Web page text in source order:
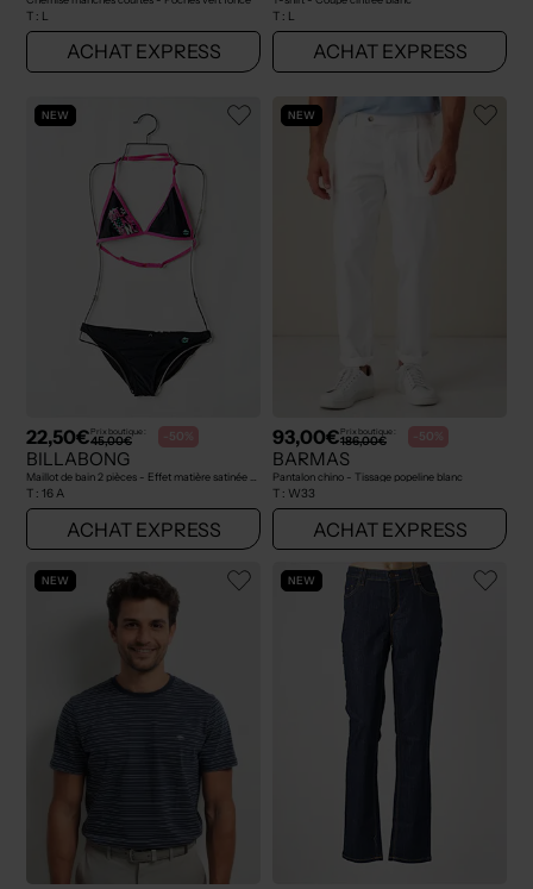
T : L
ACHAT EXPRESS
T : L
ACHAT EXPRESS
NEW
22,50€Prix boutique :
45,00€ -50%
BILLABONG
T : 16 A
ACHAT EXPRESS
NEW
93,00€Prix boutique :
186,00€ -50%
BARMAS
Pantalon chino - Tissage popeline blanc
T : W33
ACHAT EXPRESS
NEW NEW